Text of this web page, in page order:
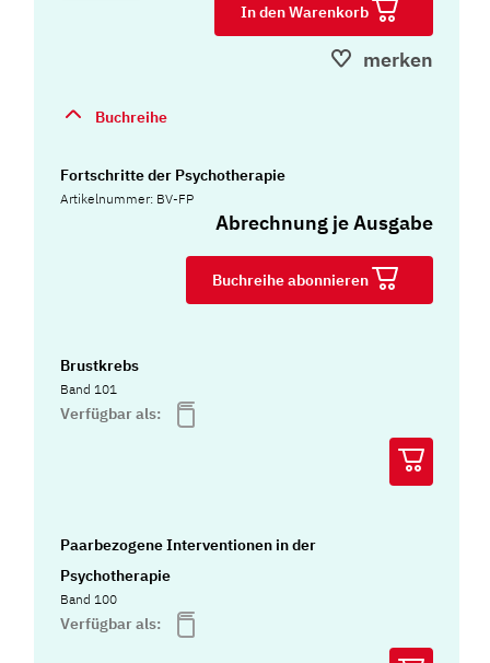
In den Warenkorb
merken
Buchreihe
Fortschritte der Psychotherapie
Artikelnummer: BV-FP
Abrechnung je Ausgabe
Buchreihe abonnieren
Brustkrebs
Band 101
Verfügbar als:
Paarbezogene Interventionen in der
Psychotherapie
Band 100
Verfügbar als: